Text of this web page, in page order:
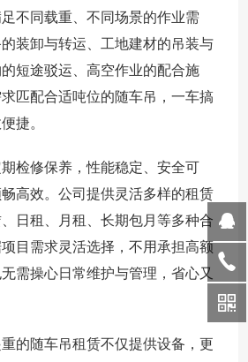
不同载重、不同场景的作业需
装卸与转运、工地建材的吊装与
短途驳运、高空作业的配合施
匹配合适吨位的随车吊，一车搞
捷。
检修保养，性能稳定、安全可
高效。公司提供灵活多样的租赁
日租、月租、长期包月等多种合
目需求灵活选择，不用承担高额
需操心日常维护与管理，省心又
的随车吊租赁不仅提供设备，更